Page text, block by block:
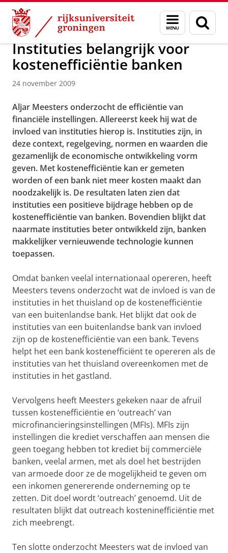
Skip
Content
Skip
Navigation
Menu
en
zoeken
Over ons Actueel Nieuws Nieuwsberichten
Instituties belangrijk voor
kostenefficiëntie banken
24 november 2009
Aljar Meesters onderzocht de efficiëntie van
financiële instellingen. Allereerst keek hij wat de
invloed van instituties hierop is. Instituties zijn, in
deze context, regelgeving, normen en waarden die
gezamenlijk de economische ontwikkeling vorm
geven. Met kostenefficiëntie kan er gemeten
worden of een bank niet meer kosten maakt dan
noodzakelijk is. De resultaten laten zien dat
instituties een positieve bijdrage hebben op de
kostenefficiëntie van banken. Bovendien blijkt dat
naarmate instituties beter ontwikkeld zijn, banken
makkelijker vernieuwende technologie kunnen
toepassen.
Omdat banken veelal internationaal opereren, heeft
Meesters tevens onderzocht wat de invloed is van de
instituties in het thuisland op de kostenefficiëntie
van een buitenlandse bank. Het blijkt dat ook de
instituties van een buitenlandse bank van invloed
zijn op de kostenefficiëntie van een bank. Tevens
helpt het een bank kostenefficiënt te opereren als de
instituties van het thuisland overeenkomen met de
instituties in het gastland.
Vervolgens heeft Meesters gekeken naar de afruil
tussen kostenefficiëntie en ‘outreach’ van
microfinancieringsinstellingen (MFIs). MFIs zijn
instellingen die krediet verschaffen aan mensen die
geen toegang hebben tot krediet bij commerciële
banken, veelal armen, met als doel het bestrijden
van armoede door ze de mogelijkheid te geven om
een inkomen genererende onderneming op te
zetten. Dit doel wordt ‘outreach’ genoemd. Uit de
resultaten blijkt dat outreach kosteninefficiëntie met
zich meebrengt.
Ten slotte onderzocht Meesters wat de invloed van